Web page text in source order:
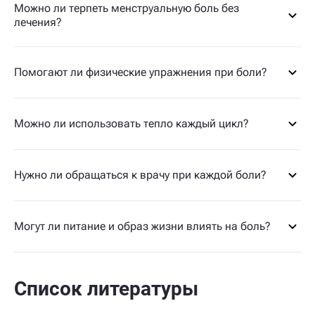
Можно ли терпеть менструальную боль без
лечения?
Помогают ли физические упражнения при боли?
Можно ли использовать тепло каждый цикл?
Нужно ли обращаться к врачу при каждой боли?
Могут ли питание и образ жизни влиять на боль?
Список литературы